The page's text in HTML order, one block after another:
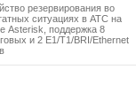
резервирования во
ситуациях в АТС на
Asterisk, поддержка 8
и 2 E1/T1/BRI/Ethernet